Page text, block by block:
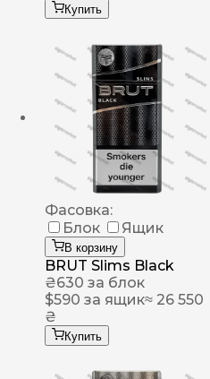
Купить
Фасовка:
Блок
Ящик
В корзину
BRUT Slims Black
₴630 за блок
$590 за ящик≈ 26 550
₴
Купить